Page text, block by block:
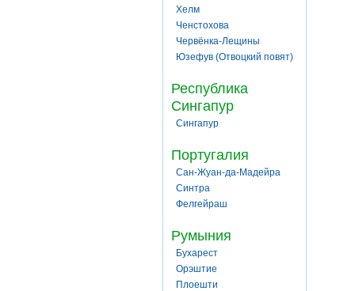
Хелм
Ченстохова
Червёнка-Лещины
Юзефув (Отвоцкий повят)
Республика
Сингапур
Сингапур
Португалия
Сан-Жуан-да-Мадейра
Синтра
Фелгейраш
Румыния
Бухарест
Орэштие
Плоешти